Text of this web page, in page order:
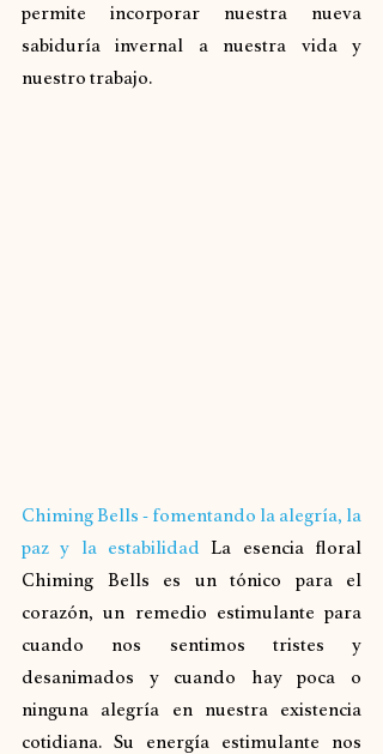
permite incorporar nuestra nueva
sabiduría invernal a nuestra vida y
nuestro trabajo.
Chiming Bells - fomentando la alegría, la
paz y la estabilidad La esencia floral
Chiming Bells es un tónico para el
corazón, un remedio estimulante para
cuando nos sentimos tristes y
desanimados y cuando hay poca o
ninguna alegría en nuestra existencia
cotidiana. Su energía estimulante nos